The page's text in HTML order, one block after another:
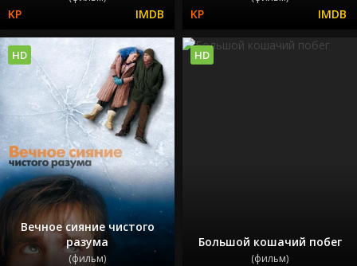
Вечное сияние чистого
разума
(фильм)
HD
Большой кошачий побег
(фильм)
HD